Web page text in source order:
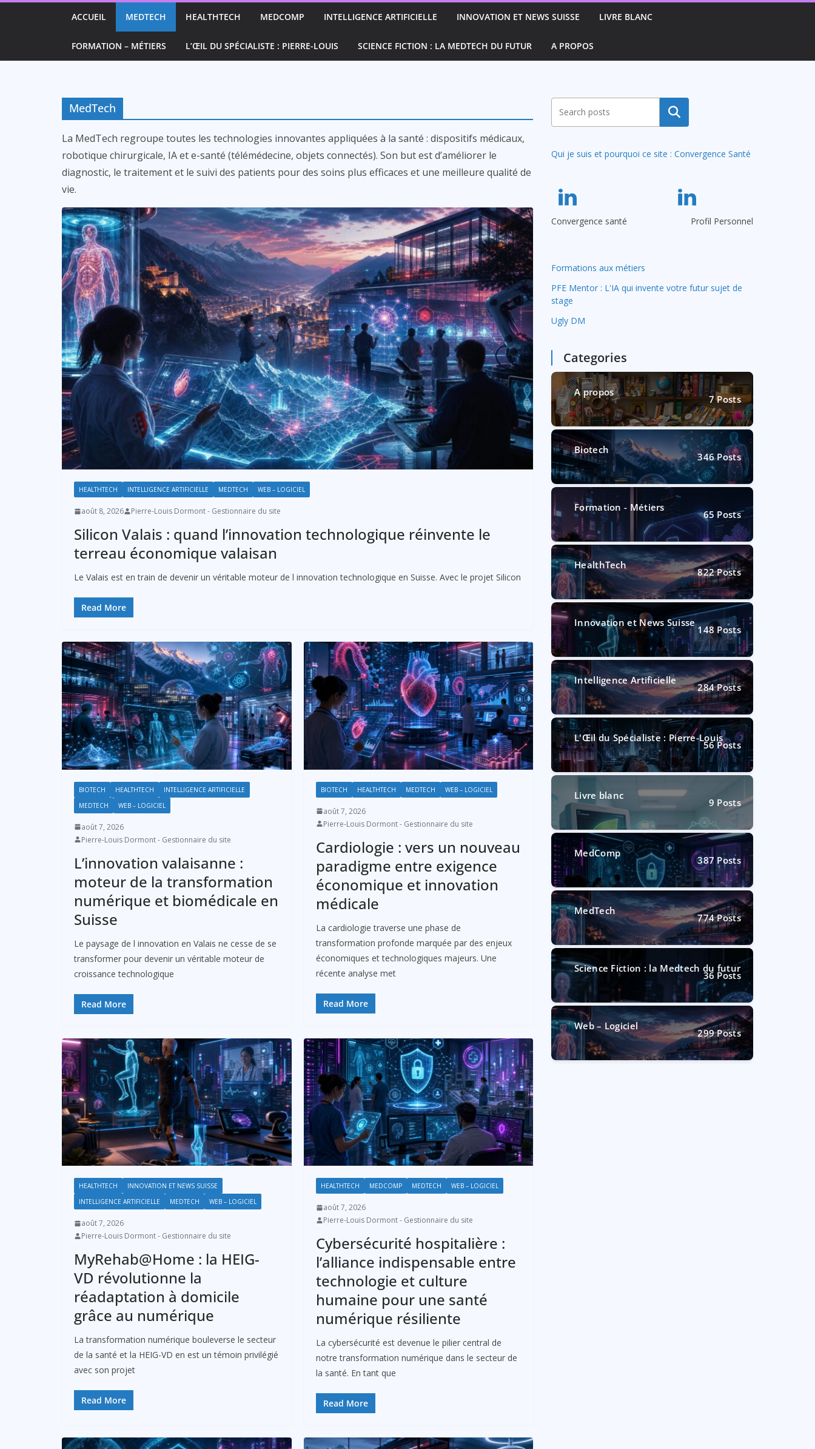
ACCUEIL MEDTECH HEALTHTECH MEDCOMP INTELLIGENCE ARTIFICIELLE INNOVATION ET NEWS SUISSE LIVRE BLANC
FORMATION – MÉTIERS L’ŒIL DU SPÉCIALISTE : PIERRE-LOUIS SCIENCE FICTION : LA MEDTECH DU FUTUR A PROPOS
MedTech
La MedTech regroupe toutes les technologies innovantes appliquées à la santé : dispositifs médicaux,
robotique chirurgicale, IA et e-santé (télémédecine, objets connectés). Son but est d’améliorer le
diagnostic, le traitement et le suivi des patients pour des soins plus efficaces et une meilleure qualité de
vie.
HEALTHTECH INTELLIGENCE ARTIFICIELLE MEDTECH WEB – LOGICIEL
août 8, 2026 Pierre-Louis Dormont - Gestionnaire du site
Silicon Valais : quand l’innovation technologique réinvente le
terreau économique valaisan
Le Valais est en train de devenir un véritable moteur de l innovation technologique en Suisse. Avec le projet Silicon
Read More
BIOTECH HEALTHTECH
INTELLIGENCE ARTIFICIELLE
MEDTECH
WEB – LOGICIEL
août 7, 2026
Pierre-Louis Dormont - Gestionnaire du site
L’innovation valaisanne :
moteur de la transformation
numérique et biomédicale en
Suisse
Le paysage de l innovation en Valais ne cesse de se
transformer pour devenir un véritable moteur de
croissance technologique
Read More
BIOTECH HEALTHTECH MEDTECH WEB – LOGICIEL
août 7, 2026
Pierre-Louis Dormont - Gestionnaire du site
Cardiologie : vers un nouveau
paradigme entre exigence
économique et innovation
médicale
La cardiologie traverse une phase de
transformation profonde marquée par des enjeux
économiques et technologiques majeurs. Une
récente analyse met
Read More
HEALTHTECH
INNOVATION ET NEWS SUISSE
INTELLIGENCE ARTIFICIELLE
MEDTECH WEB – LOGICIEL
août 7, 2026
Pierre-Louis Dormont - Gestionnaire du site
MyRehab@Home : la HEIG-
VD révolutionne la
réadaptation à domicile
grâce au numérique
La transformation numérique bouleverse le secteur
de la santé et la HEIG-VD en est un témoin privilégié
avec son projet
Read More
HEALTHTECH MEDCOMP MEDTECH WEB – LOGICIEL
août 7, 2026
Pierre-Louis Dormont - Gestionnaire du site
Cybersécurité hospitalière :
l’alliance indispensable entre
technologie et culture
humaine pour une santé
numérique résiliente
La cybersécurité est devenue le pilier central de
notre transformation numérique dans le secteur de
la santé. En tant que
Read More
Rechercher
Qui je suis et pourquoi ce site : Convergence Santé
Convergence santé Profil Personnel
Formations aux métiers
PFE Mentor : L'IA qui invente votre futur sujet de
stage
Ugly DM
Categories
A propos
7Posts
Biotech
346Posts
Formation - Métiers
65 Posts
HealthTech
822Posts
Innovation et News Suisse
148Posts
Intelligence Artificielle
284Posts
L'Œil du Spécialiste : Pierre-Louis
56Posts
Livre blanc
9 Posts
MedComp
387 Posts
MedTech
774Posts
Science Fiction : la Medtech du futur
36 Posts
Web – Logiciel
299Posts